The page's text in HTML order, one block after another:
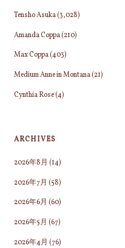
Tensho Asuka(3,028)
Amanda Coppa(210)
Max Coppa(403)
Medium Anne in Montana(21)
Cynthia Rose(4)
ARCHIVES
2026年8月 (14)
2026年7月 (58)
2026年6月 (60)
2026年5月 (67)
2026年4月 (76)